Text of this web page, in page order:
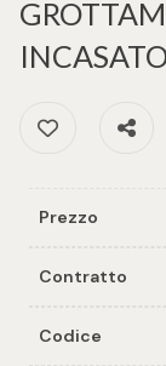
Preferiti:
Prezzo
Contratto
Codice
per voi
un
Valuta e
tuo
Provincia
Comune
Tipologia